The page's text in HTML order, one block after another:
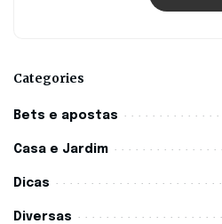
Categories
Bets e apostas
Casa e Jardim
Dicas
Diversas